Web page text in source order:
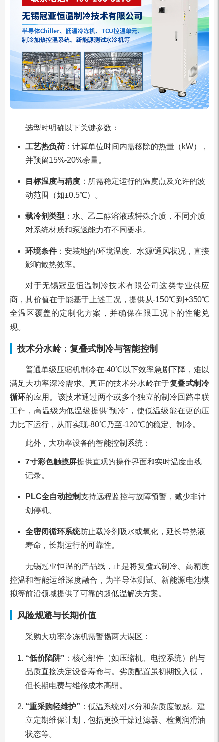
选型时明确以下关键参数：
工艺热负荷：计算单位时间内需移除的热量（kW），
并预留15%-20%余量。
目标温度与精度：所需稳定运行的温度点及允许的波
动范围（如±0.5℃）。
载冷剂类型 ：水、乙二醇溶液或特殊介质，不同介质
对系统材质和泵送能力有不同要求。
环境条件：安装地的/环境温度、水源/通风状况，直接
影响散热效率。
对于无锡冠亚恒温制冷技术有限公司这类专业供应
商，其价值在于能基于上述工况，提供从-150℃到+350℃
全温区覆盖的定制化方案，并确保在限工况下的性能兑
现。
技术分水岭：复叠式制冷与智能控制
普通单级压缩机制冷在-40℃以下效率急剧下降，难以
满足大功率深冷需求。真正的技术分水岭在于复叠式制冷
循环的应用。该技术通过两个或多个独立的制冷回路串联
工作，高温级为低温级提供“预冷”，使低温级能在更的压
力比下运行，从而实现-80℃乃至-120℃的稳定、制冷。
此外，大功率设备的智能控制系统：
7寸彩色触摸屏提供直观的操作界面和实时温度曲线
记录。
PLC全自动控制支持远程监控与故障预警，减少非计
划停机。
全密闭循环系统防止载冷剂吸水或氧化，延长导热液
寿命，长期运行的可靠性。
无锡冠亚恒温的产品线，正是将复叠式制冷、高精度
控温和智能运维深度融合，为半导体测试、新能源电池模
拟等前沿领域提供了可靠的超低温解决方案。
风险规避与长期价值
采购大功率冷冻机需警惕两大误区：
“低价陷阱” ：核心部件（如压缩机、电控系统）的与
品质直接决定设备寿命与。劣质配置虽初期投入低，
但长期电费与维修成本高昂。
“重采购轻维护” ：低温系统对水分和杂质度敏感。建
立定期维保计划，包括更换干燥过滤器、检测润滑油
状态等。